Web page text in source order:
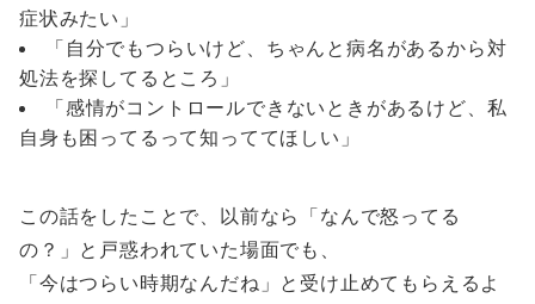
症状みたい」
「自分でもつらいけど、ちゃんと病名があるから対
処法を探してるところ」
「感情がコントロールできないときがあるけど、私
自身も困ってるって知っててほしい」
この話をしたことで、以前なら「なんで怒ってる
の？」と戸惑われていた場面でも、
「今はつらい時期なんだね」と受け止めてもらえるよ